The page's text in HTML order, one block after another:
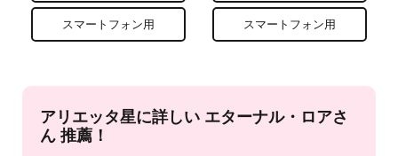
スマートフォン用 スマートフォン用
アリエッタ星に詳しい エターナル・ロアさ
ん 推薦！